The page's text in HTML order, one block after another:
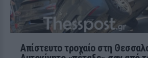
Απίστευτο τροχαίο στη